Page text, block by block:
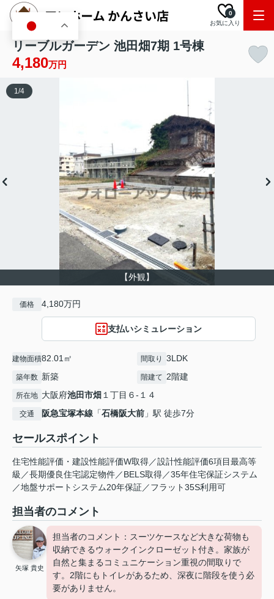
お気に入り
0
リーブルガーデン 池田畑7期 1号棟
4,180万円
【外観】
1/4
価格 4,180万円
支払いシミュレーション
建物面積82.01㎡ 間取り 3LDK
築年数 新築 階建て 2階建
所在地 大阪府池田市畑 １丁目６-１４
交通 阪急宝塚本線 「石橋阪大前 」駅 徒歩7分
セールスポイント
住宅性能評価・建設性能評価W取得／設計性能評価6項目最高等
級／長期優良住宅認定物件／BELS取得／35年住宅保証システム
／地盤サポートシステム20年保証／フラット35S利用可
担当者のコメント
矢塚 貴史
担当者のコメント：スーツケースなど大きな荷物も
収納できるウォークインクローゼット付き。家族が
自然と集まるコミュニケーション重視の間取りで
す。2階にもトイレがあるため、深夜に階段を使う必
要がありません。